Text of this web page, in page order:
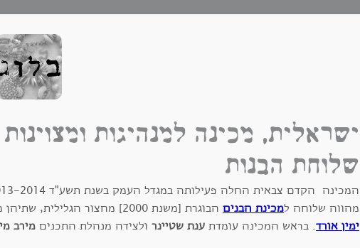
ישראלית, מכינה למנהיגות
שלוחת הבנות
מהווה שלוחה למכינת הבנים הבוגרת [משנת 2000] מחצור הגלילית, שתיהן מבית
ימין אורד. בראש המכינה עומדת ענת שטיינר ולצידה מנהלת התכנים מירב